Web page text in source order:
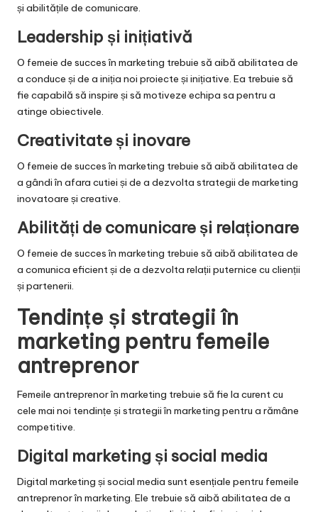
și abilitățile de comunicare.
Leadership și inițiativă
O femeie de succes în marketing trebuie să aibă abilitatea de
a conduce și de a iniția noi proiecte și inițiative. Ea trebuie să
fie capabilă să inspire și să motiveze echipa sa pentru a
atinge obiectivele.
Creativitate și inovare
O femeie de succes în marketing trebuie să aibă abilitatea de
a gândi în afara cutiei și de a dezvolta strategii de marketing
inovatoare și creative.
Abilități de comunicare și relaționare
O femeie de succes în marketing trebuie să aibă abilitatea de
a comunica eficient și de a dezvolta relații puternice cu clienții
și partenerii.
Tendințe și strategii în
marketing pentru femeile
antreprenor
Femeile antreprenor în marketing trebuie să fie la curent cu
cele mai noi tendințe și strategii în marketing pentru a rămâne
competitive.
Digital marketing și social media
Digital marketing și social media sunt esențiale pentru femeile
antreprenor în marketing. Ele trebuie să aibă abilitatea de a